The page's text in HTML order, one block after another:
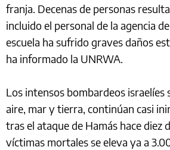
franja. Decenas de personas
incluido el personal de la agencia
escuela ha sufrido graves daños
ha informado la UNRWA.
Los intensos bombardeos israelíes
aire, mar y tierra, continúan casi
tras el ataque de Hamás hace diez
víctimas mortales se eleva ya a